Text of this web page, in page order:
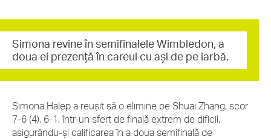
Simona revine în semifinalele Wimbledon, a
doua ei prezență în careul cu ași de pe iarbă.
Simona Halep a reușit să o elimine pe Shuai Zhang, scor
7-6 (4), 6-1, într-un sfert de finală extrem de dificil,
asigurându-și calificarea în a doua semifinală de